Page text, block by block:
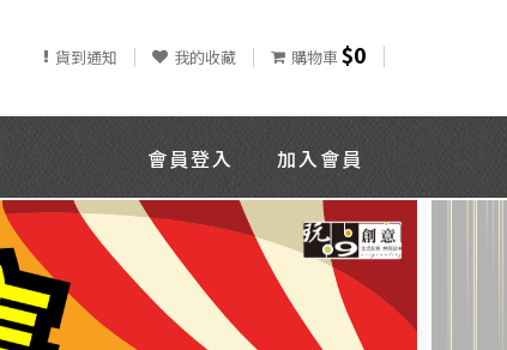
貨到通知 我的收藏 購物車$0
會員登入 加入會員